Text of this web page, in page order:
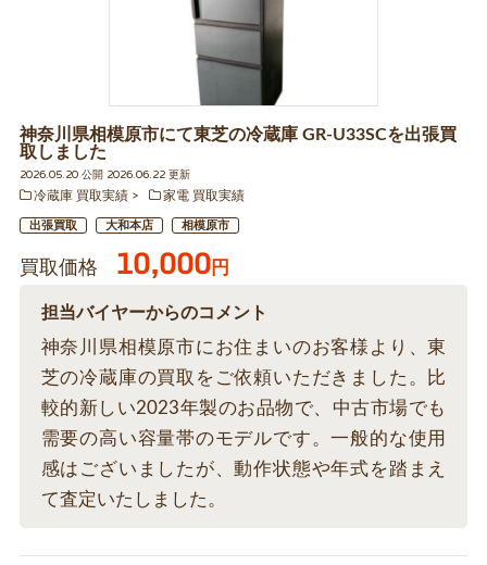
神奈川県相模原市にて東芝の冷蔵庫 GR-U33SCを出張買
取しました
2026.05.20 公開 2026.06.22 更新
冷蔵庫 買取実績
家電 買取実績
出張買取 大和本店 相模原市
買取価格 10,000円
担当バイヤーからのコメント
神奈川県相模原市にお住まいのお客様より、東
芝の冷蔵庫の買取をご依頼いただきました。比
較的新しい2023年製のお品物で、中古市場でも
需要の高い容量帯のモデルです。一般的な使用
感はございましたが、動作状態や年式を踏まえ
て査定いたしました。